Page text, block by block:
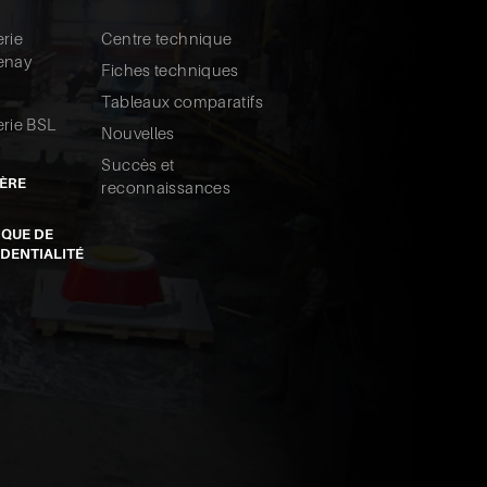
BSL
DE
Centre technique
Fiches techniques
Tableaux comparatifs
Nouvelles
Succès et
reconnaissances